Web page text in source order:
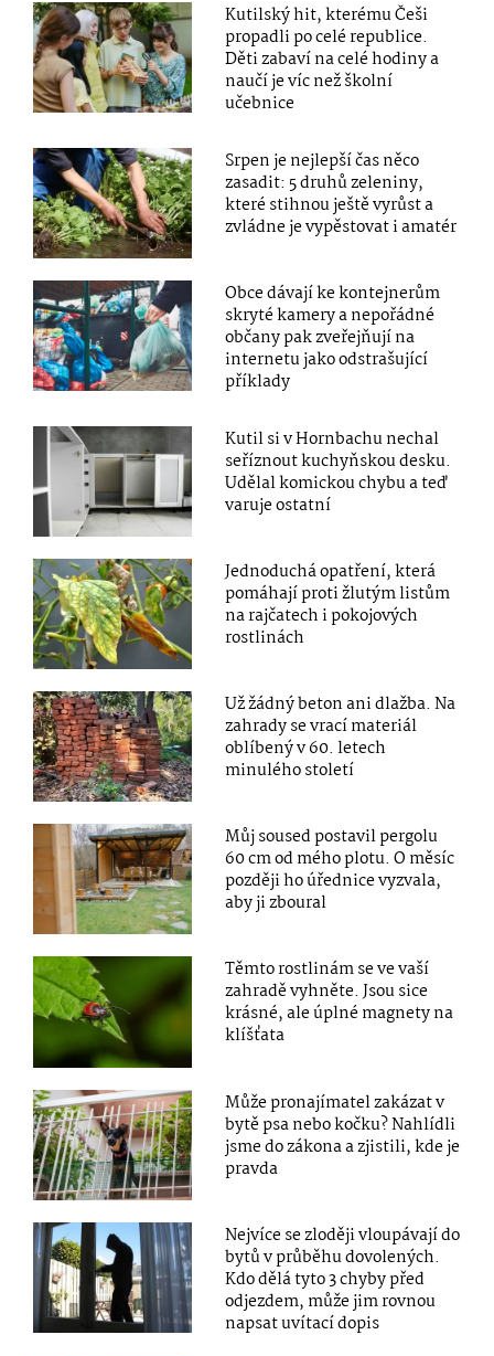
Kutilský hit, kterému Češi
propadli po celé republice.
Děti zabaví na celé hodiny a
naučí je víc než školní
učebnice
Srpen je nejlepší čas něco
zasadit: 5 druhů zeleniny,
které stihnou ještě vyrůst a
zvládne je vypěstovat i amatér
Obce dávají ke kontejnerům
skryté kamery a nepořádné
občany pak zveřejňují na
internetu jako odstrašující
příklady
Kutil si v Hornbachu nechal
seříznout kuchyňskou desku.
Udělal komickou chybu a teď
varuje ostatní
Jednoduchá opatření, která
pomáhají proti žlutým listům
na rajčatech i pokojových
rostlinách
Už žádný beton ani dlažba. Na
zahrady se vrací materiál
oblíbený v 60. letech
minulého století
Můj soused postavil pergolu
60 cm od mého plotu. O měsíc
později ho úřednice vyzvala,
aby ji zboural
Těmto rostlinám se ve vaší
zahradě vyhněte. Jsou sice
krásné, ale úplné magnety na
klíšťata
Může pronajímatel zakázat v
bytě psa nebo kočku? Nahlídli
jsme do zákona a zjistili, kde je
pravda
Nejvíce se zloději vloupávají do
bytů v průběhu dovolených.
Kdo dělá tyto 3 chyby před
odjezdem, může jim rovnou
napsat uvítací dopis